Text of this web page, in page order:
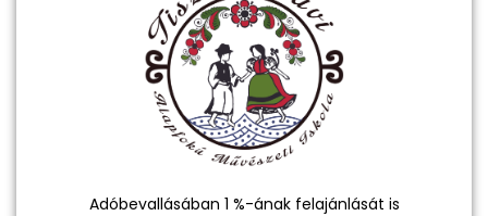
Adóbevallásában 1 %-ának felajánlását is